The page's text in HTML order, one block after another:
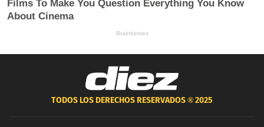
TODOS LOS DERECHOS RESERVADOS ®2025